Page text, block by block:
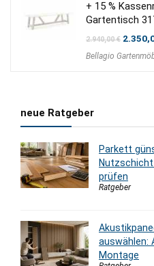
+ 15 %
Gartentisch
2.940,00€
war:
Bellagio
neue Ratgeber
Parkett
prüfen
Ratgeber
auswählen:
Montage